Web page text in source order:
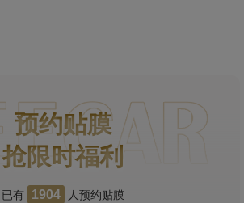
预约贴膜
抢限时福利
已有 1904 人预约贴膜